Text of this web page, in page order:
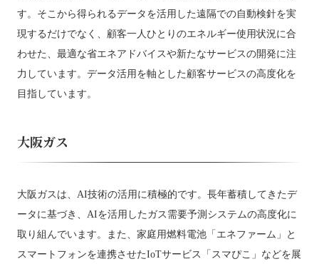
す。そこから得られるデータを活用した遠隔での自動検針を実
現するだけでなく、顧客一人ひとりのエネルギー使用状況に合
わせた、最適な省エネアドバイスや新たなサービスの開発に注
力しています。データ活用を軸とした顧客サービスの高度化を
目指しています。
大阪ガス
大阪ガスは、AI技術の活用に積極的です。長年蓄積してきたデ
ータに基づき、AIを活用したガス需要予測システムの高度化に
取り組んでいます。また、家庭用燃料電池「エネファーム」と
スマートフォンを連携させたIoTサービス「スマぴこ」などを展